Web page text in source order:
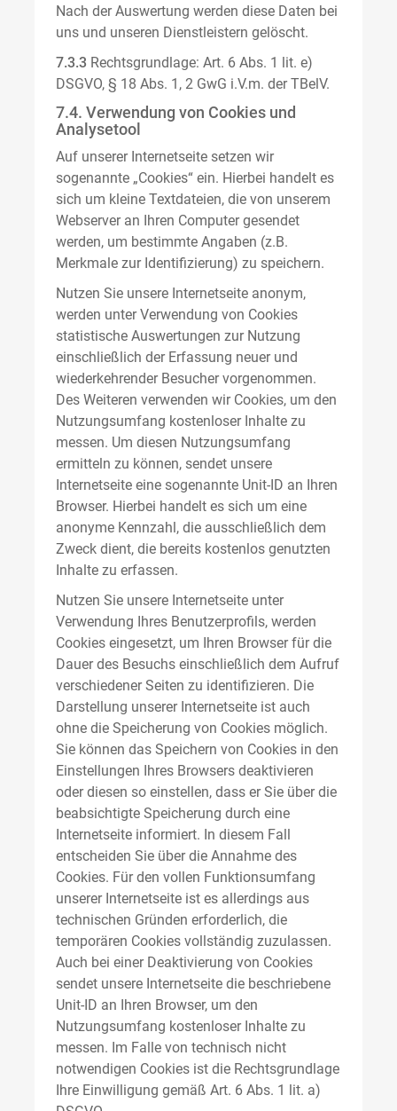
Nach der Auswertung werden diese Daten bei
uns und unseren Dienstleistern gelöscht.
7.3.3 Rechtsgrundlage: Art. 6 Abs. 1 lit. e)
DSGVO, § 18 Abs. 1, 2 GwG i.V.m. der TBelV.
7.4. Verwendung von Cookies und
Analysetool
Auf unserer Internetseite setzen wir
sogenannte „Cookies“ ein. Hierbei handelt es
sich um kleine Textdateien, die von unserem
Webserver an Ihren Computer gesendet
werden, um bestimmte Angaben (z.B.
Merkmale zur Identifizierung) zu speichern.
Nutzen Sie unsere Internetseite anonym,
werden unter Verwendung von Cookies
statistische Auswertungen zur Nutzung
einschließlich der Erfassung neuer und
wiederkehrender Besucher vorgenommen.
Des Weiteren verwenden wir Cookies, um den
Nutzungsumfang kostenloser Inhalte zu
messen. Um diesen Nutzungsumfang
ermitteln zu können, sendet unsere
Internetseite eine sogenannte Unit-ID an Ihren
Browser. Hierbei handelt es sich um eine
anonyme Kennzahl, die ausschließlich dem
Zweck dient, die bereits kostenlos genutzten
Inhalte zu erfassen.
Nutzen Sie unsere Internetseite unter
Verwendung Ihres Benutzerprofils, werden
Cookies eingesetzt, um Ihren Browser für die
Dauer des Besuchs einschließlich dem Aufruf
verschiedener Seiten zu identifizieren. Die
Darstellung unserer Internetseite ist auch
ohne die Speicherung von Cookies möglich.
Sie können das Speichern von Cookies in den
Einstellungen Ihres Browsers deaktivieren
oder diesen so einstellen, dass er Sie über die
beabsichtigte Speicherung durch eine
Internetseite informiert. In diesem Fall
entscheiden Sie über die Annahme des
Cookies. Für den vollen Funktionsumfang
unserer Internetseite ist es allerdings aus
technischen Gründen erforderlich, die
temporären Cookies vollständig zuzulassen.
Auch bei einer Deaktivierung von Cookies
sendet unsere Internetseite die beschriebene
Unit-ID an Ihren Browser, um den
Nutzungsumfang kostenloser Inhalte zu
messen. Im Falle von technisch nicht
notwendigen Cookies ist die Rechtsgrundlage
Ihre Einwilligung gemäß Art. 6 Abs. 1 lit. a)